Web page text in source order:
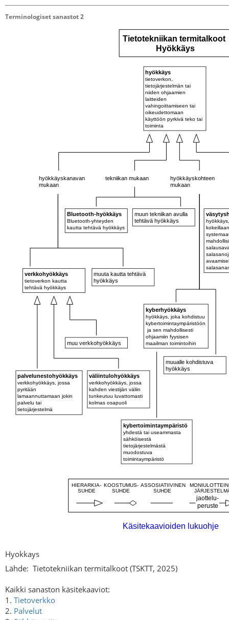
Terminologiset sanastot 2
Hyokkays
Lähde: Tietotekniikan termitalkoot (TSKTT, 2025)
Kaikki sanaston käsitekaaviot:
1. Tietoverkko
2. Palvelut